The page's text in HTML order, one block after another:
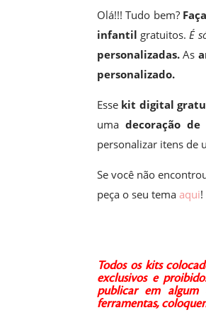
Olá!!! Tudo bem?
infantil gratuitos.É
personalizadas.As
personalizado.
Esse kit digital
umadecoração
personalizar itens de
Se você não
peça o seu temaaqui!
Todos os kits
exclusivos e
publicar em algum
ferramentas,